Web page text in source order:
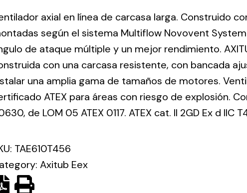
Ventilation
The
incorporation of
Novovent into
meant a greater
ventilation
products for
different uses
Solar lighting
solutions for all
kinds of needs.
axial en línea de carcasa larga. Construido
según el sistema Multiflow Novovent
de ataque múltiple y un mejor rendimiento.
con una carcasa resistente, con bancada
una amplia gama de tamaños de motores.
ATEX para áreas con riesgo de explosión.
de LOM 05 ATEX 0117. ATEX cat. II 2GD Ex d IIC
TAE610T456
Axitub Eex